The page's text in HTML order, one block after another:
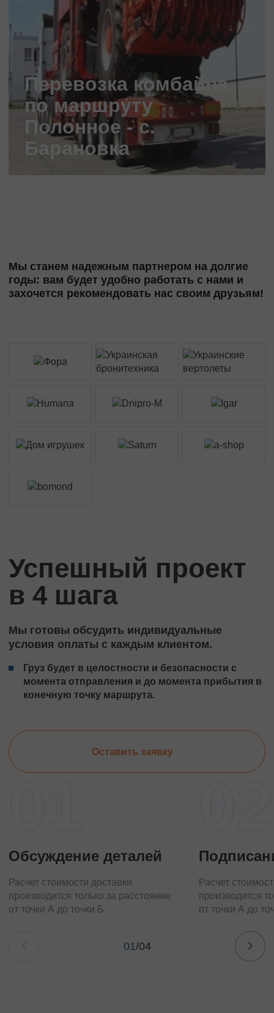
Перевозка комбайна
по маршруту
Полонное - с.
Барановка
Мы станем надежным партнером на долгие
годы: вам будет удобно работать с нами и
захочется рекомендовать нас своим друзьям!
Успешный проект
в 4 шага
Мы готовы обсудить индивидуальные
условия оплаты с каждым клиентом.
Груз будет в целостности и безопасности с
момента отправления и до момента прибытия в
конечную точку маршрута.
Оставить заявку
Обсуждение деталей
Расчет стоимости доставки
производится только за расстояние
от точки А до точки Б
Расчет
производится
от точки А до
01/04